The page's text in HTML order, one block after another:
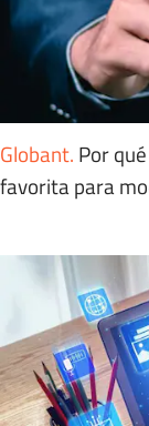
Globant. Por
favorita para